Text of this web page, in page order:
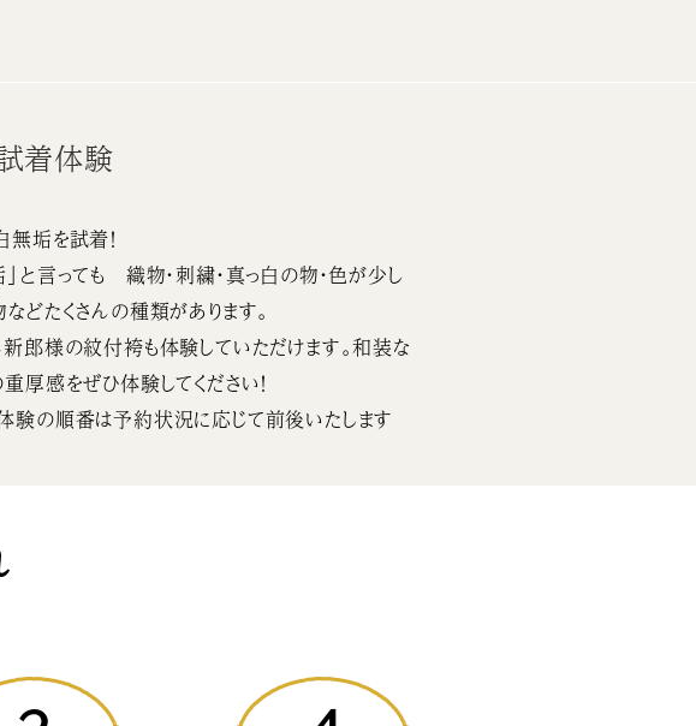
着体験
無垢を試着！
」と言っても 織物・刺繍・真っ白の物・色が少し
などたくさんの種類があります。
新郎様の紋付袴も体験していただけます。和装な
厚感をぜひ体験してください！
の順番は予約状況に応じて前後いたします